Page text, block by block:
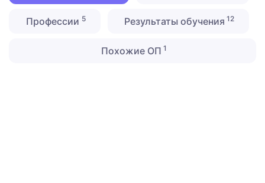
Профессии 5 Результаты обучения 12
Похожие ОП 1